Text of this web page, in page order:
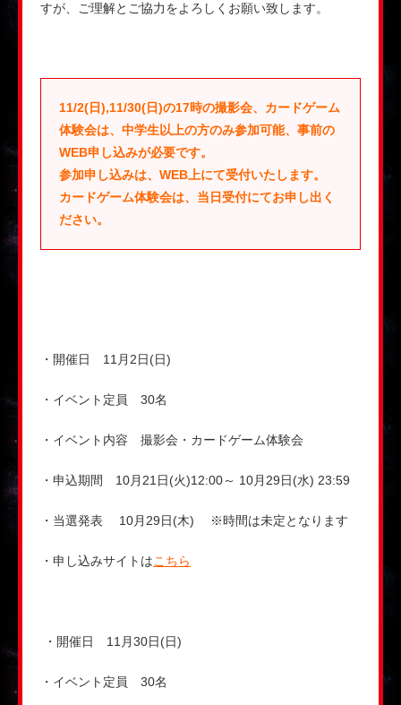
すが、ご理解とご協力をよろしくお願い致します。
11/2(日),11/30(日)の17時の撮影会、カードゲーム
体験会は、中学生以上の方のみ参加可能、事前の
WEB申し込みが必要です。
参加申し込みは、WEB上にて受付いたします。
カードゲーム体験会は、当日受付にてお申し出く
ださい。
・開催日 11月2日(日)
・イベント定員 30名
・イベント内容 撮影会・カードゲーム体験会
・申込期間 10月21日(火)12:00～ 10月29日(水) 23:59
・当選発表 10月29日(木) ※時間は未定となります
・申し込みサイトはこちら
・開催日 11月30日(日)
・イベント定員 30名